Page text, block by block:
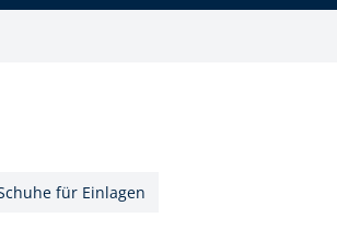
für Einlagen